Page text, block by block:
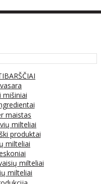
mišiniai
maistas
milteliai
produktai
milteliai
milteliai
milteliai